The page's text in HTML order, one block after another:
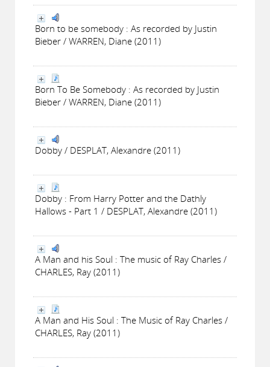
Born to be somebody : As recorded by Justin
Bieber / WARREN, Diane (2011)
Born To Be Somebody : As recorded by Justin
Bieber / WARREN, Diane (2011)
Dobby / DESPLAT, Alexandre (2011)
Dobby : From Harry Potter and the Dathly
Hallows - Part 1 / DESPLAT, Alexandre (2011)
A Man and his Soul : The music of Ray Charles /
CHARLES, Ray (2011)
A Man and His Soul : The Music of Ray Charles /
CHARLES, Ray (2011)